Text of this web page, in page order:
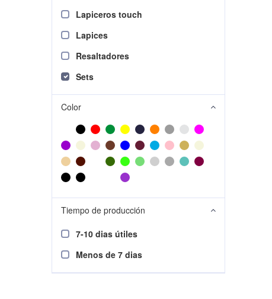
Lapiceros touch
Lapices
Resaltadores
Sets
Color
Tiempo de producción
7-10 dias útiles
Menos de 7 dias